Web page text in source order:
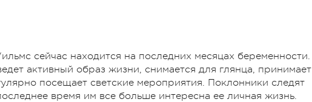
сейчас находится на последних месяцах беременности.
активный образ жизни, снимается для глянца, принимает
посещает светские мероприятия. Поклонники следят
время им все больше интересна ее личная жизнь.